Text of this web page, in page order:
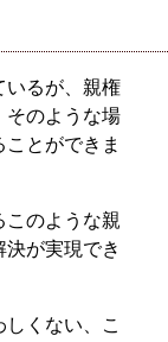
いるが、親権
そのような場
とができま
このような親
が実現でき
くない、こ